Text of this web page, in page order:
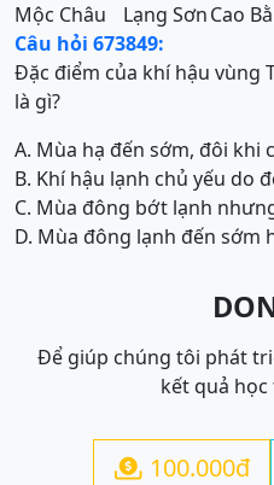
Mộc Châu
Lạng SơnCao
Câu hỏi 673849:
Đặc điểm của khí hậu vùng
là gì?
A. Mùa hạ đến sớm, đôi khi
B. Khí hậu lạnh chủ yếu do
C. Mùa đông bớt lạnh
D. Mùa đông lạnh đến sớm
Để giúp chúng tôi phát
kết quả
 100.000đ